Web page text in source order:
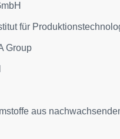
für
Group
aus